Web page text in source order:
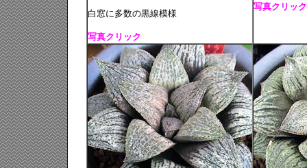
白窓に多数の黒線模様
写真クリック
写真クリック